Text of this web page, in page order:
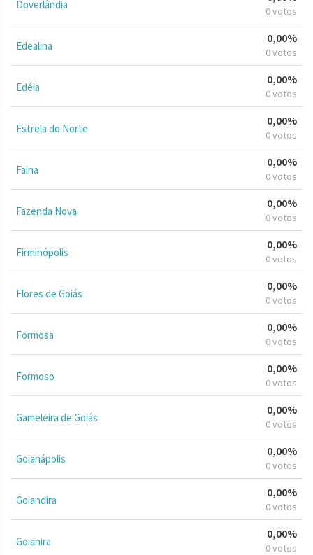
Doverlândia 0 votos
Edealina
0,00%
0 votos
Edéia
0,00%
0 votos
Estrela do Norte
0,00%
0 votos
Faina
0,00%
0 votos
Fazenda Nova
0,00%
0 votos
Firminópolis
0,00%
0 votos
Flores de Goiás
0,00%
0 votos
Formosa
0,00%
0 votos
Formoso
0,00%
0 votos
Gameleira de Goiás
0,00%
0 votos
Goianápolis
0,00%
0 votos
Goiandira
0,00%
0 votos
Goianira
0,00%
0 votos